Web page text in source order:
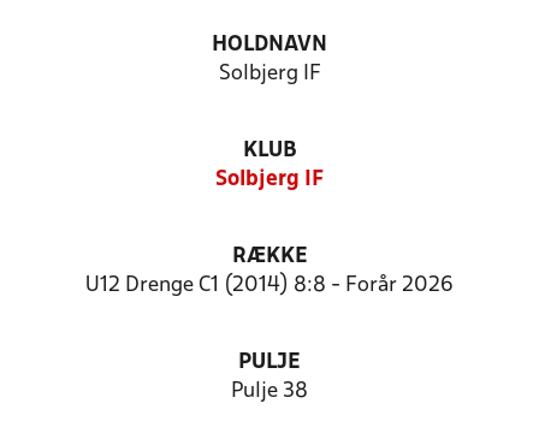
HOLDNAVN
Solbjerg IF
KLUB
Solbjerg IF
RÆKKE
U12 Drenge C1 (2014) 8:8 - Forår 2026
PULJE
Pulje 38